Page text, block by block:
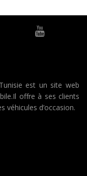
est un site web
offre à ses clients
véhicules d’occasion.